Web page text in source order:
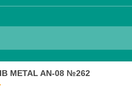
METAL AN-08 №262